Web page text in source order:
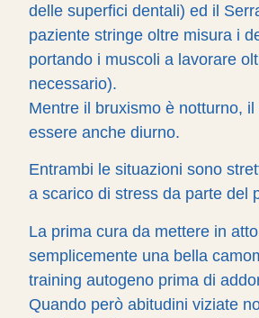
delle superfici dentali) ed il
paziente stringe oltre misura i
portando i muscoli a lavorare
necessario).
Mentre il bruxismo è notturno,
essere anche diurno.
Entrambi le situazioni sono
a scarico di stress da parte del
La prima cura da mettere in
semplicemente una bella
training autogeno prima di
Quando però abitudini viziate